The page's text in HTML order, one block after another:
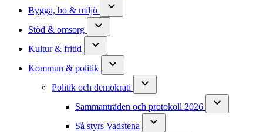
Bygga, bo & miljö
Stöd & omsorg
Kultur & fritid
Kommun & politik
Politik och demokrati
Sammanträden och protokoll 2026
Så styrs Vadstena